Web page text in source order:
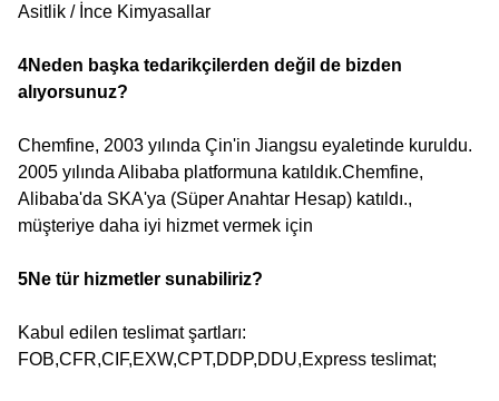
Asitlik / İnce Kimyasallar
4Neden başka tedarikçilerden değil de bizden
alıyorsunuz?
Chemfine, 2003 yılında Çin'in Jiangsu eyaletinde kuruldu.
2005 yılında Alibaba platformuna katıldık.Chemfine,
Alibaba'da SKA'ya (Süper Anahtar Hesap) katıldı.,
müşteriye daha iyi hizmet vermek için
5Ne tür hizmetler sunabiliriz?
Kabul edilen teslimat şartları:
FOB,CFR,CIF,EXW,CPT,DDP,DDU,Express teslimat;